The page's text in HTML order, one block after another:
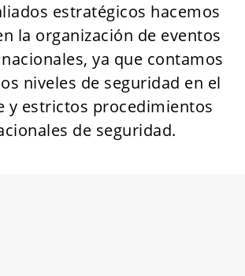
estratégicos hacemos
la organización de eventos
ya que contamos
niveles de seguridad en el
y estrictos procedimientos
de seguridad.